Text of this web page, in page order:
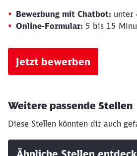
Bewerbung mit Chatbot: unter
Online-Formular: 5 bis 15
Jetzt bewerben
Weitere passende Stellen
Diese Stellen könnten dir auch